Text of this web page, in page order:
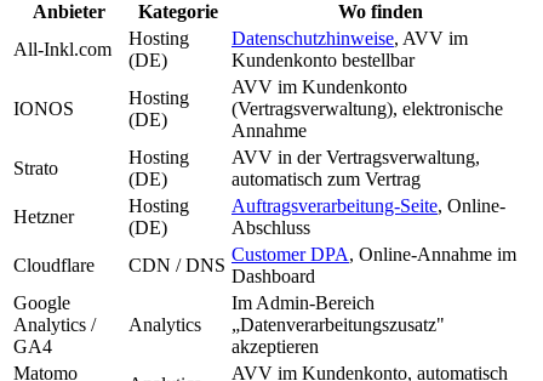
Anbieter Kategorie
Wo finden
All-Inkl.com
Hosting
(DE)
Datenschutzhinweise, AVV im
Kundenkonto bestellbar
IONOS
Hosting
(DE)
AVV im Kundenkonto
(Vertragsverwaltung), elektronische
Annahme
Strato
Hosting
(DE)
AVV in der Vertragsverwaltung,
automatisch zum Vertrag
Hetzner
Hosting
(DE)
Auftragsverarbeitung-Seite, Online-
Abschluss
Cloudflare
CDN / DNS
Customer DPA, Online-Annahme im
Dashboard
Google
Analytics /
GA4
Analytics
Im Admin-Bereich
„Datenverarbeitungszusatz"
akzeptieren
Matomo
AVV im Kundenkonto, automatisch